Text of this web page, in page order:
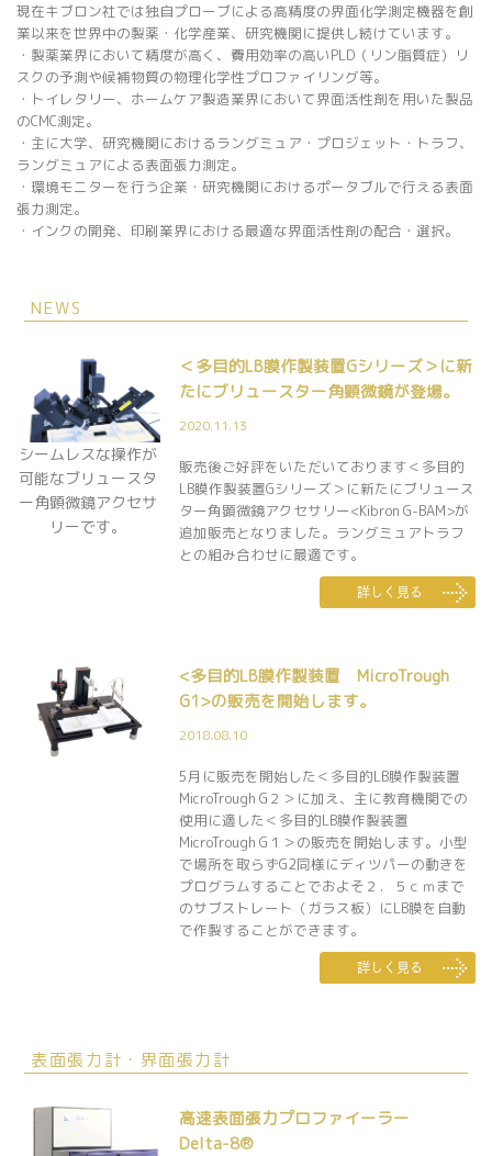
現在キブロン社では独自プローブによる高精度の界面化学測定機器を創
業以来を世界中の製薬・化学産業、研究機関に提供し続けています。
・製薬業界において精度が高く、費用効率の高いPLD（リン脂質症）リ
スクの予測や候補物質の物理化学性プロファイリング等。
・トイレタリー、ホームケア製造業界において界面活性剤を用いた製品
のCMC測定。
・主に大学、研究機関におけるラングミュア・プロジェット・トラフ、
ラングミュアによる表面張力測定。
・環境モニターを行う企業・研究機関におけるポータブルで行える表面
張力測定。
・インクの開発、印刷業界における最適な界面活性剤の配合・選択。
NEWS
シームレスな操作が
可能なブリュースタ
ー角顕微鏡アクセサ
リーです。
＜多目的LB膜作製装置Gシリーズ＞に新
たにブリュースター角顕微鏡が登場。
2020.11.13
販売後ご好評をいただいております＜多目的
LB膜作製装置Gシリーズ＞に新たにブリュース
ター角顕微鏡アクセサリー<Kibron G-BAM>が
追加販売となりました。ラングミュアトラフ
との組み合わせに最適です。
<多目的LB膜作製装置 MicroTrough
G1>の販売を開始します。
2018.08.10
5月に販売を開始した＜多目的LB膜作製装置
MicroTrough G２＞に加え、主に教育機関での
使用に適した＜多目的LB膜作製装置
MicroTrough G１＞の販売を開始します。小型
で場所を取らずG2同様にディツパーの動きを
プログラムすることでおよそ２．５ｃｍまで
のサブストレート（ガラス板）にLB膜を自動
で作製することができます。
表面張力計・界面張力計
高速表面張力プロファイーラー
Delta-8®